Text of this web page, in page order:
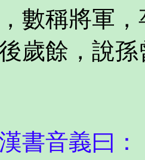
數稱將軍
歲餘，說
漢書音義曰